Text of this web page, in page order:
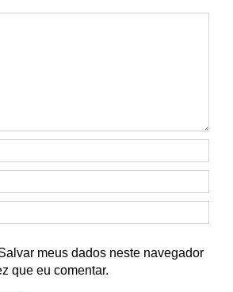
meus dados neste navegador
que eu comentar.